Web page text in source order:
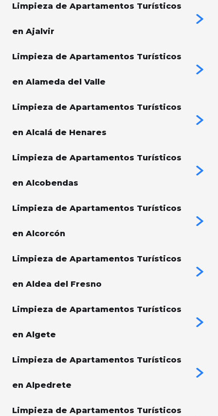
Limpieza de Apartamentos Turísticos
en Ajalvir
Limpieza de Apartamentos Turísticos
en Alameda del Valle
Limpieza de Apartamentos Turísticos
en Alcalá de Henares
Limpieza de Apartamentos Turísticos
en Alcobendas
Limpieza de Apartamentos Turísticos
en Alcorcón
Limpieza de Apartamentos Turísticos
en Aldea del Fresno
Limpieza de Apartamentos Turísticos
en Algete
Limpieza de Apartamentos Turísticos
en Alpedrete
Limpieza de Apartamentos Turísticos